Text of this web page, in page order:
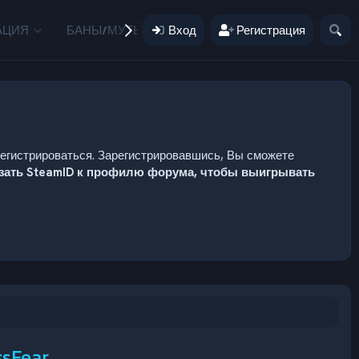
БАНЫ/МУТЫ ПОЖЕРТВОВАНИЯ
Вход Регистрация
Зарегистрировавшись, Вы сможете
SteamID к профилю форума, чтобы выигрывать